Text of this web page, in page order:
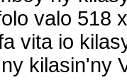
valo 518
vita io
kilasin'ny